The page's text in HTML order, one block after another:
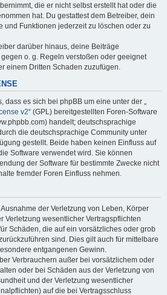
die er nicht selbst erstellt hat oder die
hat. Du gestattest dem Betreiber, dein
und Funktionen jederzeit zu löschen oder zu
darüber hinaus, deine Beiträge
o. g. Regeln verstoßen oder geeignet
einem Dritten Schaden zuzufügen.
dass es sich bei phpBB um eine unter der „
v2“ (GPL) bereitgestellten Foren-Software
handelt; deutschsprachige
die deutschsprachige Community unter
gestellt. Beide haben keinen Einfluss auf
Software verwendet wird. Sie können
der Software für bestimmte Zwecke nicht
fremder Foren Einfluss nehmen.
der Verletzung von Leben, Körper
Verletzung wesentlicher Vertragspflichten
Schäden, die auf ein vorsätzliches oder grob
sind. Dies gilt auch für mittelbare
entgangenen Gewinn.
Verbrauchern außer bei vorsätzlichem oder
oder bei Schäden aus der Verletzung von
und der Verletzung wesentlicher
auf die bei Vertragsschluss